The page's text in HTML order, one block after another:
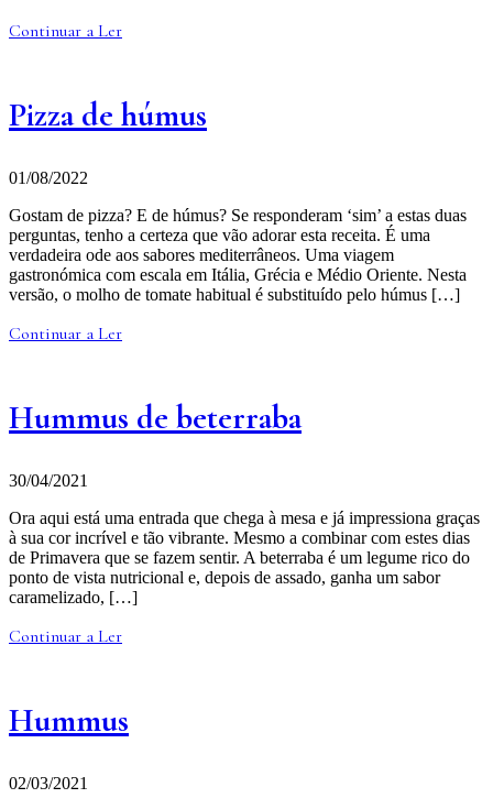
Continuar a Ler
Pizza de húmus
01/08/2022
Gostam de pizza? E de húmus? Se responderam ‘sim’ a estas duas
perguntas, tenho a certeza que vão adorar esta receita. É uma
verdadeira ode aos sabores mediterrâneos. Uma viagem
gastronómica com escala em Itália, Grécia e Médio Oriente. Nesta
versão, o molho de tomate habitual é substituído pelo húmus […]
Continuar a Ler
Hummus de beterraba
30/04/2021
Ora aqui está uma entrada que chega à mesa e já impressiona graças
à sua cor incrível e tão vibrante. Mesmo a combinar com estes dias
de Primavera que se fazem sentir. A beterraba é um legume rico do
ponto de vista nutricional e, depois de assado, ganha um sabor
caramelizado, […]
Continuar a Ler
Hummus
02/03/2021